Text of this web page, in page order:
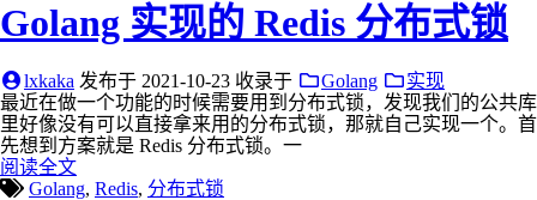
Golang 实现的 Redis 分布式锁
lxkaka 发布于 2021-10-23 收录于 Golang
实现
最近在做一个功能的时候需要用到分布式锁，发现我们的公共库
里好像没有可以直接拿来用的分布式锁，那就自己实现一个。首
先想到方案就是 Redis 分布式锁。一
阅读全文
Golang, Redis, 分布式锁